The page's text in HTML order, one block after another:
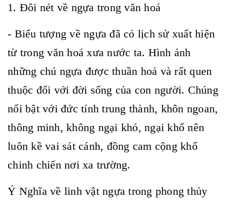
1. Đôi nét về ngựa trong văn hoá
- Biểu tượng về ngựa đã có lịch sử xuất hiện
từ trong văn hoá xưa nước ta. Hình ảnh
những chú ngựa được thuần hoá và rất quen
thuộc đối với đời sống của con người. Chúng
nổi bật với đức tính trung thành, khôn ngoan,
thông minh, không ngại khó, ngại khổ nên
luôn kề vai sát cánh, đồng cam cộng khổ
chinh chiến nơi xa trường.
Ý Nghĩa về linh vật ngựa trong phong thủy